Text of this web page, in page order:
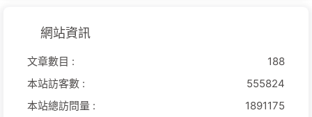
網站資訊
文章數目 :
188
本站訪客數 :
555824
本站總訪問量 :
1891175